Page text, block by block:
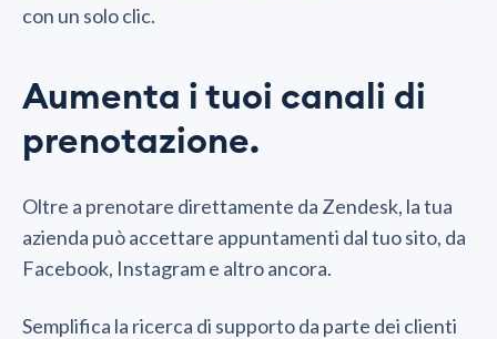
con un solo clic.
Aumenta i tuoi canali di
prenotazione.
Oltre a prenotare direttamente da Zendesk, la tua
azienda può accettare appuntamenti dal tuo sito, da
Facebook, Instagram e altro ancora.
Semplifica la ricerca di supporto da parte dei clienti